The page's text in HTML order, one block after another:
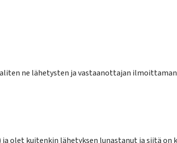
ne lähetysten ja vastaanottajan
ja olet kuitenkin lähetyksen lunastanut ja siitä